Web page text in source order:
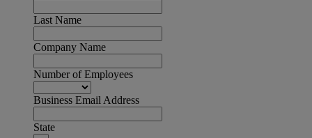
Last Name
Company Name
Number of Employees
Business Email Address
State